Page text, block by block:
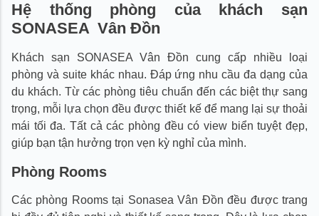
Hệ thống phòng của khách sạn
SONASEA Vân Đồn
Khách sạn SONASEA Vân Đồn cung cấp nhiều loại
phòng và suite khác nhau. Đáp ứng nhu cầu đa dạng của
du khách. Từ các phòng tiêu chuẩn đến các biệt thự sang
trọng, mỗi lựa chọn đều được thiết kế để mang lại sự thoải
mái tối đa. Tất cả các phòng đều có view biển tuyệt đẹp,
giúp bạn tận hưởng trọn vẹn kỳ nghỉ của mình.
Phòng Rooms
Các phòng Rooms tại Sonasea Vân Đồn đều được trang